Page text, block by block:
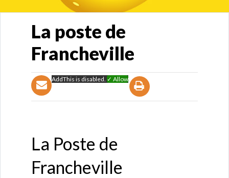
La poste de
Francheville
AddThis is disabled. ✓ Allow
La Poste de
Francheville